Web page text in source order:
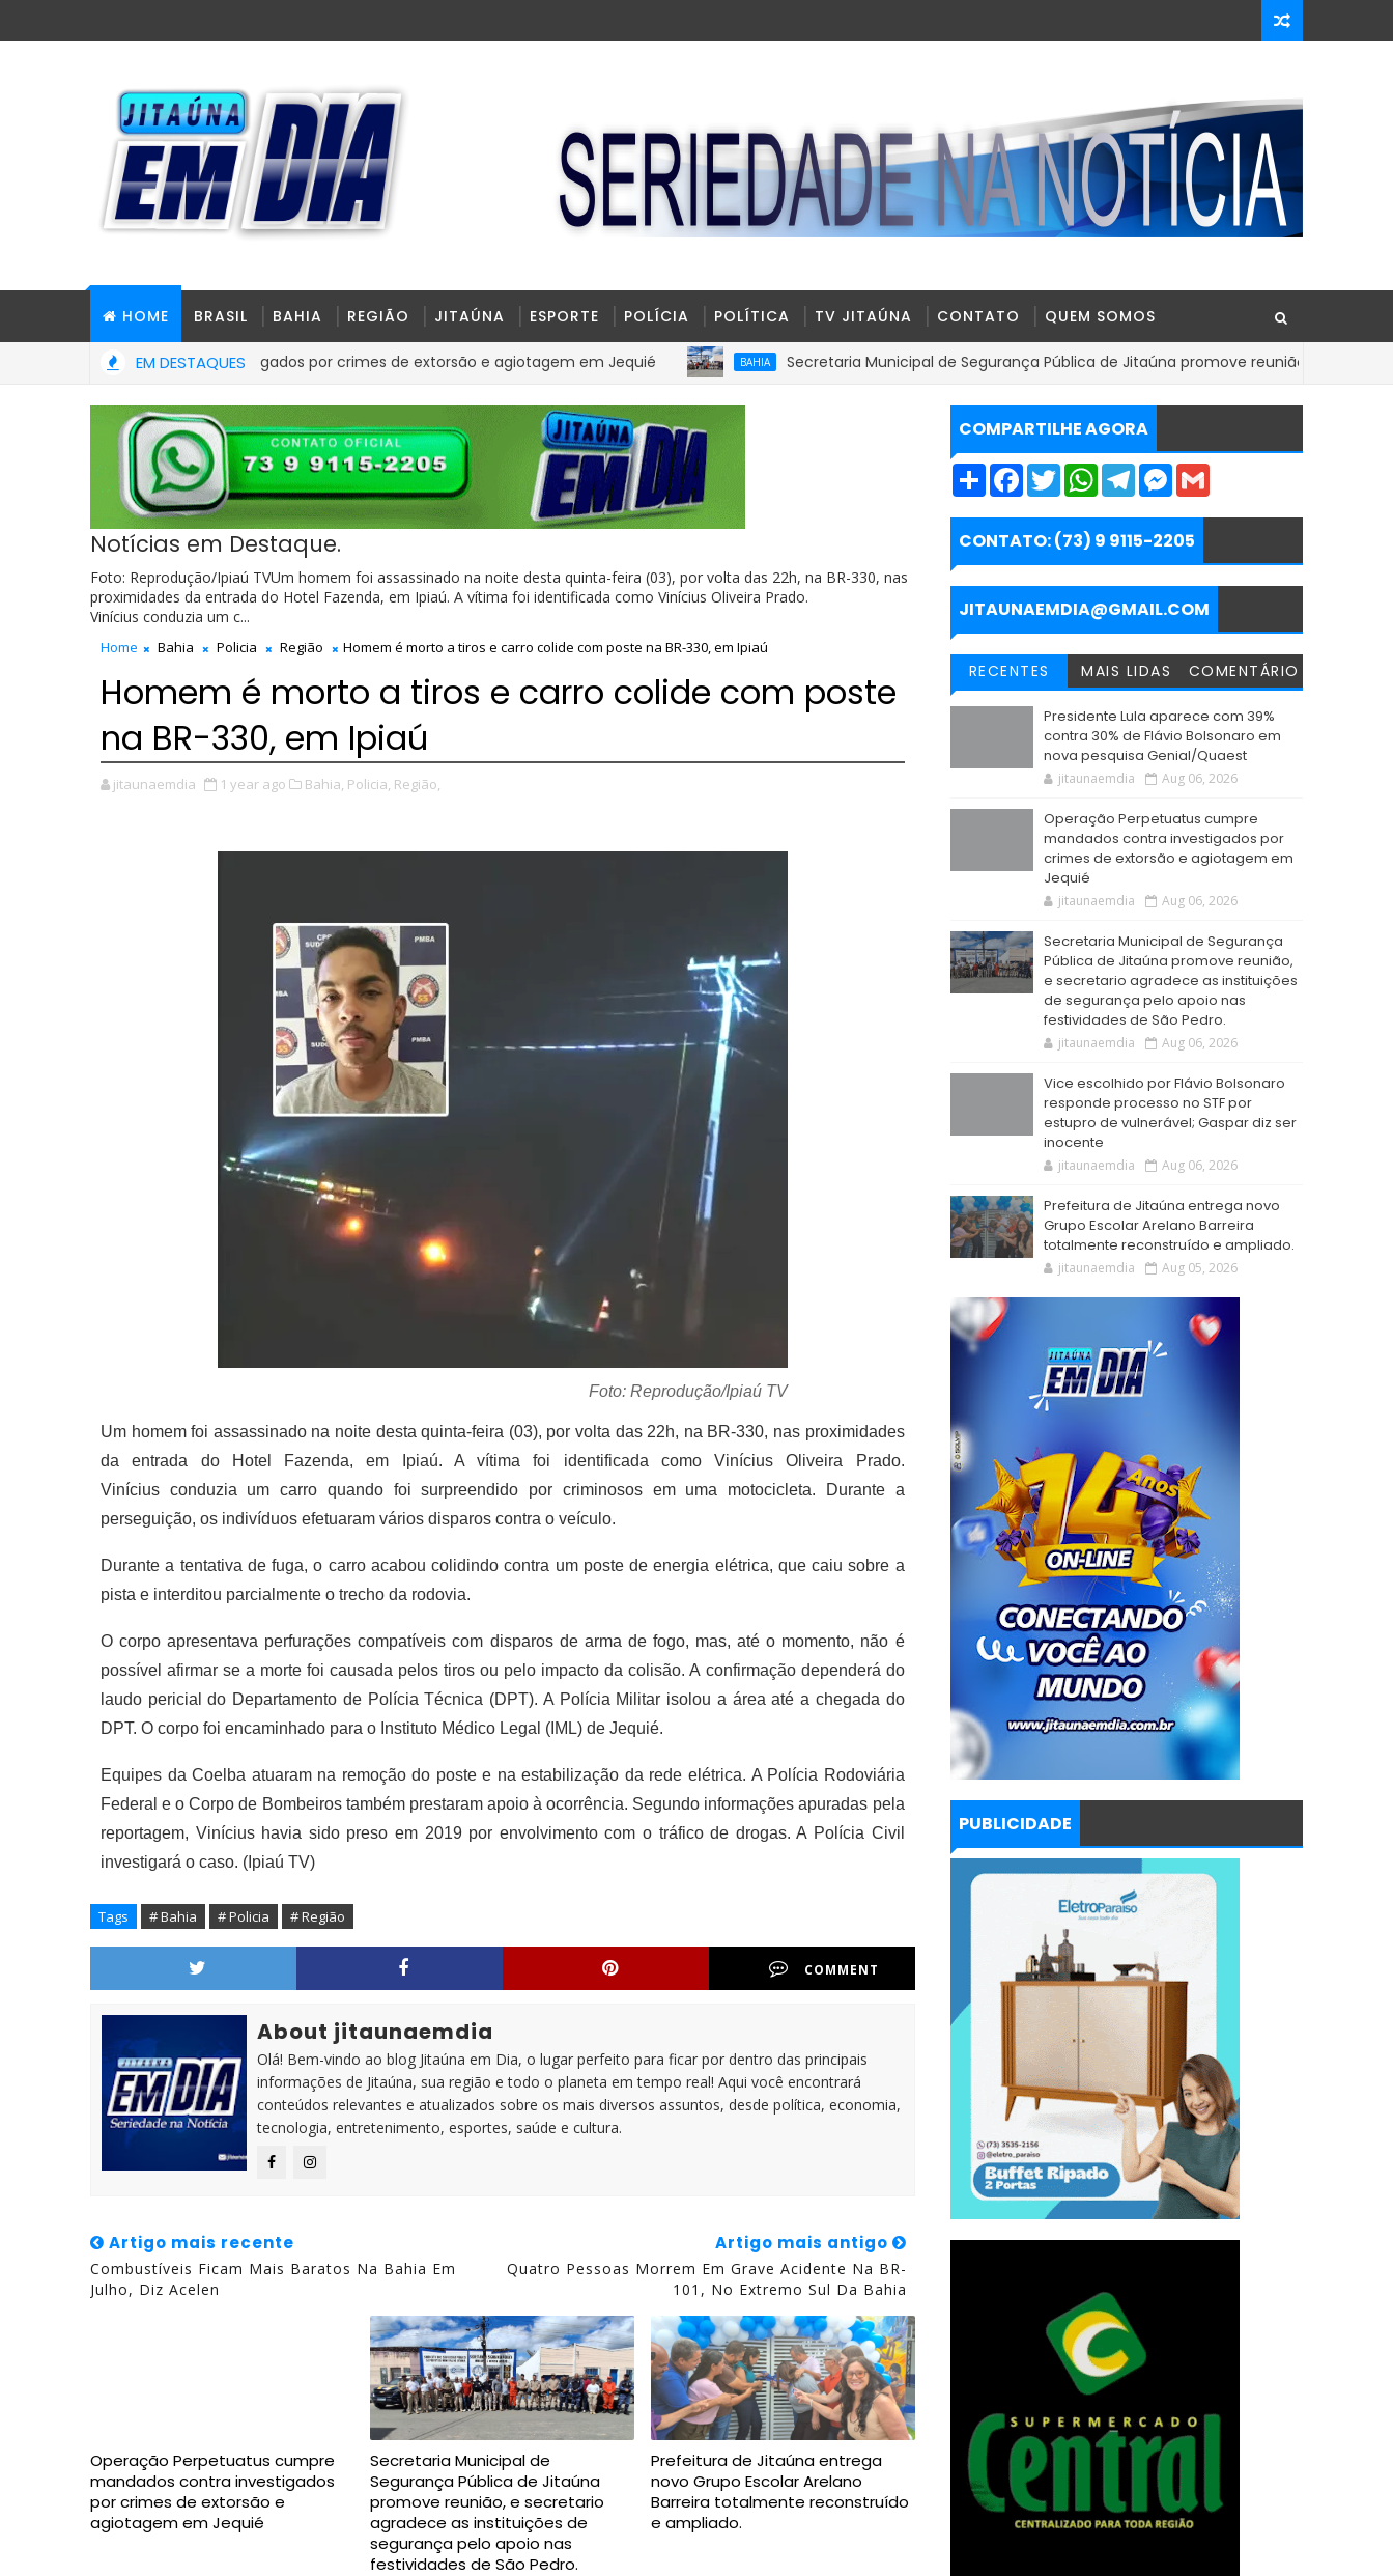
HOME BRASIL BAHIA REGIÃO JITAÚNA ESPORTE POLÍCIA POLÍTICA TV JITAÚNA CONTATO QUEM SOMOS
EM DESTAQUES
contra investigados por crimes de extorsão e agiotagem em Jequié BAHIA Secretaria Municipal de Segurança Pública de Jitaúna promove reunião, e secretario
Notícias em Destaque.
Foto: Reprodução/Ipiaú TVUm homem foi assassinado na noite desta quinta-feira (03), por volta das 22h, na BR-330, nas
proximidades da entrada do Hotel Fazenda, em Ipiaú. A vítima foi identificada como Vinícius Oliveira Prado.
Vinícius conduzia um c...
Home Bahia Policia Região Homem é morto a tiros e carro colide com poste na BR-330, em Ipiaú
Homem é morto a tiros e carro colide com poste
na BR-330, em Ipiaú
jitaunaemdia 1 year ago Bahia, Policia, Região,
Foto: Reprodução/Ipiaú TV
Um homem foi assassinado na noite desta quinta-feira (03), por volta das 22h, na BR-330, nas proximidades
da entrada do Hotel Fazenda, em Ipiaú. A vítima foi identificada como Vinícius Oliveira Prado.
Vinícius conduzia um carro quando foi surpreendido por criminosos em uma motocicleta. Durante a
perseguição, os indivíduos efetuaram vários disparos contra o veículo.
Durante a tentativa de fuga, o carro acabou colidindo contra um poste de energia elétrica, que caiu sobre a
pista e interditou parcialmente o trecho da rodovia.
O corpo apresentava perfurações compatíveis com disparos de arma de fogo, mas, até o momento, não é
possível afirmar se a morte foi causada pelos tiros ou pelo impacto da colisão. A confirmação dependerá do
laudo pericial do Departamento de Polícia Técnica (DPT). A Polícia Militar isolou a área até a chegada do
DPT. O corpo foi encaminhado para o Instituto Médico Legal (IML) de Jequié.
Equipes da Coelba atuaram na remoção do poste e na estabilização da rede elétrica. A Polícia Rodoviária
Federal e o Corpo de Bombeiros também prestaram apoio à ocorrência. Segundo informações apuradas pela
reportagem, Vinícius havia sido preso em 2019 por envolvimento com o tráfico de drogas. A Polícia Civil
investigará o caso. (Ipiaú TV)
Tags # Bahia # Policia # Região
COMMENT
About jitaunaemdia
Olá! Bem-vindo ao blog Jitaúna em Dia, o lugar perfeito para ficar por dentro das principais
informações de Jitaúna, sua região e todo o planeta em tempo real! Aqui você encontrará
conteúdos relevantes e atualizados sobre os mais diversos assuntos, desde política, economia,
tecnologia, entretenimento, esportes, saúde e cultura.
Artigo mais recente
Combustíveis Ficam Mais Baratos Na Bahia Em
Julho, Diz Acelen
Artigo mais antigo
Quatro Pessoas Morrem Em Grave Acidente Na BR-
101, No Extremo Sul Da Bahia
Operação Perpetuatus cumpre
mandados contra investigados
por crimes de extorsão e
agiotagem em Jequié
Secretaria Municipal de
Segurança Pública de Jitaúna
promove reunião, e secretario
agradece as instituições de
segurança pelo apoio nas
festividades de São Pedro.
Prefeitura de Jitaúna entrega
novo Grupo Escolar Arelano
Barreira totalmente reconstruído
e ampliado.
COMPARTILHE AGORA
S
r
e
F
e
b
o
k
T
w
t
t
e
r
W
t
s
p
p
T
e
g
a
m
M
s
e
g
e
r
i
CONTATO: (73) 9 9115-2205
JITAUNAEMDIA@GMAIL.COM
RECENTES MAIS LIDAS COMENTÁRIO
Presidente Lula aparece com 39%
contra 30% de Flávio Bolsonaro em
nova pesquisa Genial/Quaest
jitaunaemdia Aug 06, 2026
Operação Perpetuatus cumpre
mandados contra investigados por
crimes de extorsão e agiotagem em
Jequié
jitaunaemdia Aug 06, 2026
Secretaria Municipal de Segurança
Pública de Jitaúna promove reunião,
e secretario agradece as instituições
de segurança pelo apoio nas
festividades de São Pedro.
jitaunaemdia Aug 06, 2026
Vice escolhido por Flávio Bolsonaro
responde processo no STF por
estupro de vulnerável; Gaspar diz ser
inocente
jitaunaemdia Aug 06, 2026
Prefeitura de Jitaúna entrega novo
Grupo Escolar Arelano Barreira
totalmente reconstruído e ampliado.
jitaunaemdia Aug 05, 2026
PUBLICIDADE